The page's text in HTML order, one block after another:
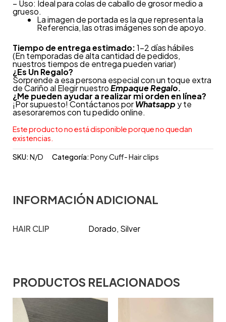
– Uso: Ideal para colas de caballo de grosor medio a
grueso.
La imagen de portada es la que representa la
Referencia, las otras imágenes son de apoyo.
Tiempo de entrega estimado:1-2 días hábiles
(En temporadas de alta cantidad de pedidos,
nuestros tiempos de entrega pueden variar)
¿Es Un Regalo?
Sorprende a esa persona especial con un toque extra
de Cariño al Elegir nuestroEmpaque Regalo.
¿Me pueden ayudar a realizar mi orden en línea?
¡Por supuesto! Contáctanos porWhatsapp y te
asesoraremos con tu pedido online.
Este producto no está disponible porque no quedan
existencias.
SKU:N/D Categoría:Pony Cuff- Hair clips
INFORMACIÓN ADICIONAL
HAIR CLIP Dorado, Silver
PRODUCTOS RELACIONADOS